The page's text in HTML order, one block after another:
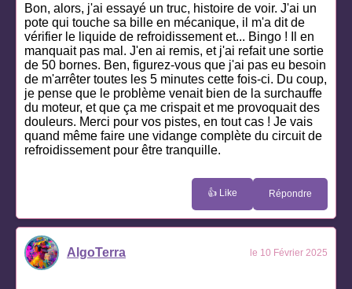
Bon, alors, j'ai essayé un truc, histoire de voir. J'ai un
pote qui touche sa bille en mécanique, il m'a dit de
vérifier le liquide de refroidissement et... Bingo ! Il en
manquait pas mal. J'en ai remis, et j'ai refait une sortie
de 50 bornes. Ben, figurez-vous que j'ai pas eu besoin
de m'arrêter toutes les 5 minutes cette fois-ci. Du coup,
je pense que le problème venait bien de la surchauffe
du moteur, et que ça me crispait et me provoquait des
douleurs. Merci pour vos pistes, en tout cas ! Je vais
quand même faire une vidange complète du circuit de
refroidissement pour être tranquille.
👍 Like Répondre
AlgoTerra le 10 Février 2025